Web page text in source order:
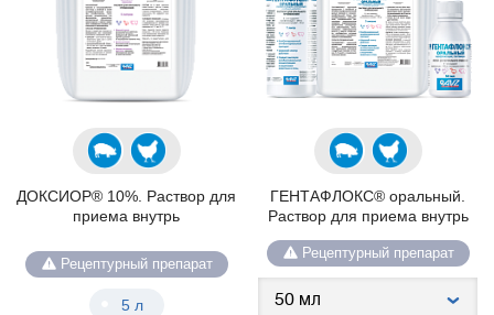
ДОКСИОР® 10%. Раствор для
приема внутрь
Рецептурный препарат
5 л
ГЕНТАФЛОКС® оральный.
Раствор для приема внутрь
Рецептурный препарат